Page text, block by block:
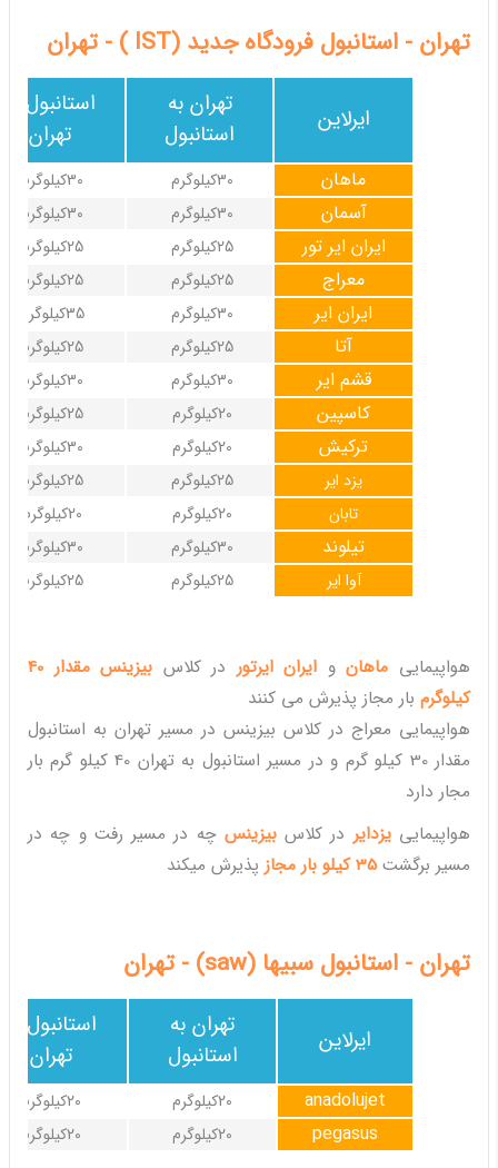
تهران - استانبول فرودگاه جدید (IST ) - تهران
استانبول به
تهران
تهران به
استانبول
ایرلاین
30کیلوگرم 30کیلوگرم ماهان
30کیلوگرم 30کیلوگرم آسمان
25کیلوگرم 25کیلوگرم ایران ایر تور
25کیلوگرم 25کیلوگرم معراج
35کیلوگرم 30کیلوگرم ایران ایر
25کیلوگرم 25کیلوگرم آتا
30کیلوگرم 30کیلوگرم قشم ایر
25کیلوگرم 20کیلوگرم کاسپین
30کیلوگرم 20کیلوگرم ترکیش
25کیلوگرم 25کیلوگرم
یزد ایر
20کیلوگرم
20کیلوگرم
تابان
30کیلوگرم
30کیلوگرم تیلوند
25کیلوگرم 25کیلوگرم آوا ایر
هواپیمایی ماهانو ایران ایرتوردر کلاس
بیزینس مقدار 40
کیلوگرم بار مجاز پذیرش می کنند
هواپیمایی معراج در کلاس بیزینس در مسیر تهران به استانبول
مقدار 30 کیلو گرم و در مسیر استانبول به تهران 40 کیلو گرم بار
مجار دارد
هواپیمایییزدایر در کلاسبیزینس چه در مسیر رفت و چه در
مسیر برگشت35 کیلو بار مجاز پذیرش میکند
تهران - استانبول سبیها (saw) - تهران
استانبول به
تهران
تهران به
استانبول
ایرلاین
20کیلوگرم 20کیلوگرم anadolujet
20کیلوگرم 20کیلوگرم pegasus